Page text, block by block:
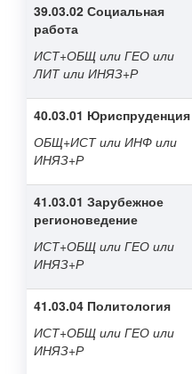
39.03.02 Социальная
работа
ИСТ+ОБЩ или ГЕО или
ЛИТ или ИНЯЗ+Р
40.03.01 Юриспруденция
ОБЩ+ИСТ или ИНФ или
ИНЯЗ+Р
41.03.01 Зарубежное
регионоведение
ИСТ+ОБЩ или ГЕО или
ИНЯЗ+Р
41.03.04 Политология
ИСТ+ОБЩ или ГЕО или
ИНЯЗ+Р